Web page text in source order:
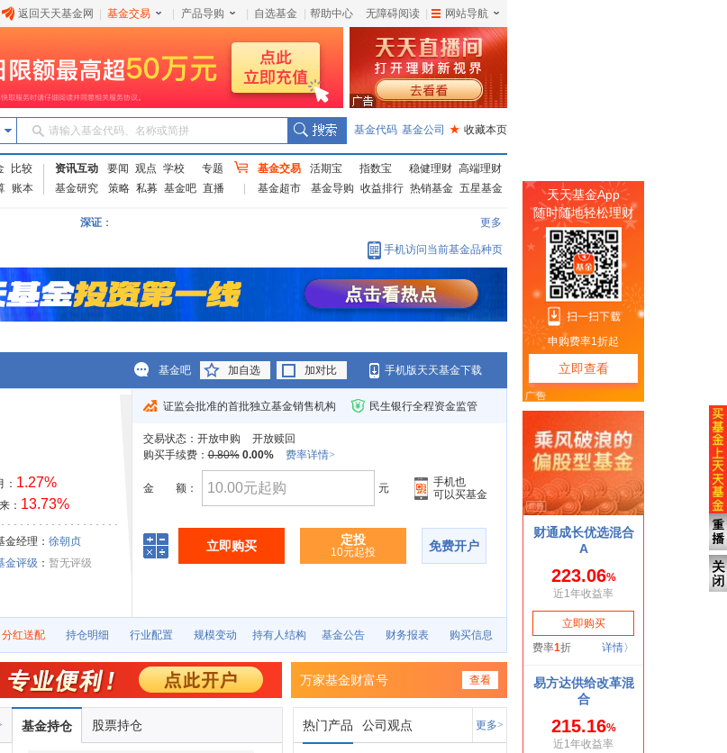
返回天天基金网 基金交易 产品导购 自选基金 帮助中心 无障碍阅读 网站导航
请输入基金代码、名称或简拼 基金代码 基金公司 ★ 收藏本页
比较
账本
资讯互动 要闻 观点 学校
专题
基金研究
策略 私募 基金吧 直播
基金交易 活期宝 指数宝 稳健理财 高端理财
基金超市
基金导购 收益排行 热销基金 五星基金
深证： 更多
手机访问当前基金品种页
基金吧 加自选 加对比 手机版天天基金下载
： 1.27%
： 13.73%
金经理： 徐朝贞
金评级 ： 暂无评级
证监会批准的首批独立基金销售机构 民生银行全程资金监管
交易状态： 开放申购
开放赎回
购买手续费：0.80% 0.00% 费率详情>
金 额： 元
手机也
可以买基金
立即购买 定投
10元起投 免费开户
分红送配 持仓明细 行业配置 规模变动 持有人结构 基金公告 财务报表 购买信息
万家基金财富号 查看
基金持仓 股票持仓 热门产品 公司观点 更多>